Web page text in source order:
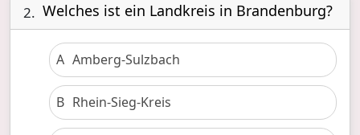
2. Welches ist ein Landkreis in Brandenburg?
A Amberg-Sulzbach
B Rhein-Sieg-Kreis